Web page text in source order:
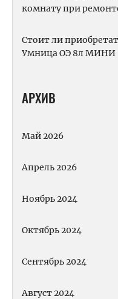
комнату при
Стоит ли
Умница ОЭ 8л МИНИ
АРХИВ
Май 2026
Апрель 2026
Ноябрь 2024
Октябрь 2024
Сентябрь 2024
Август 2024